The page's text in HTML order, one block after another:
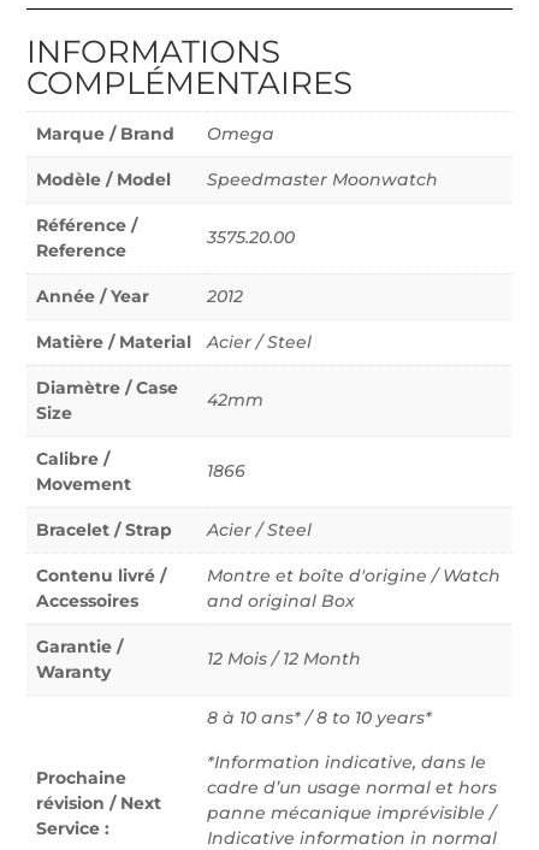
INFORMATIONS
COMPLÉMENTAIRES
Marque / Brand Omega
Modèle / Model Speedmaster Moonwatch
Référence /
Reference
3575.20.00
Année / Year 2012
Matière / Material Acier / Steel
Diamètre / Case
Size
42mm
Calibre /
Movement
1866
Bracelet / Strap Acier / Steel
Contenu livré /
Accessoires
Montre et boîte d'origine / Watch
and original Box
Garantie /
Waranty
12 Mois / 12 Month
Prochaine
révision / Next
Service :
8 à 10 ans* / 8 to 10 years*
*Information indicative, dans le
cadre d’un usage normal et hors
panne mécanique imprévisible /
Indicative information in normal